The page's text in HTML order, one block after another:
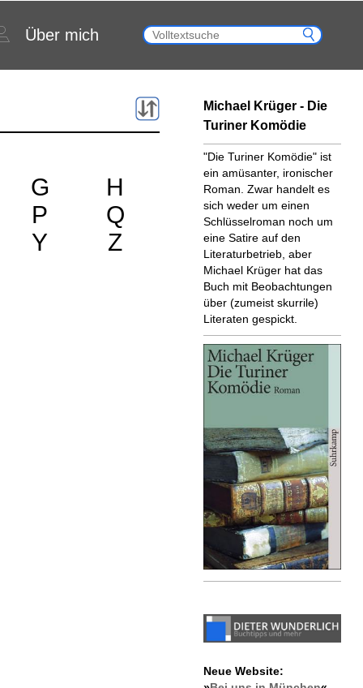
Über mich
G
H
P
Q
Y Z
Michael Krüger - Die
Turiner Komödie
"Die Turiner Komödie" ist
ein amüsanter, ironischer
Roman. Zwar handelt es
sich weder um einen
Schlüsselroman noch um
eine Satire auf den
Literaturbetrieb, aber
Michael Krüger hat das
Buch mit Beobachtungen
über (zumeist skurrile)
Literaten gespickt.
Neue Website: